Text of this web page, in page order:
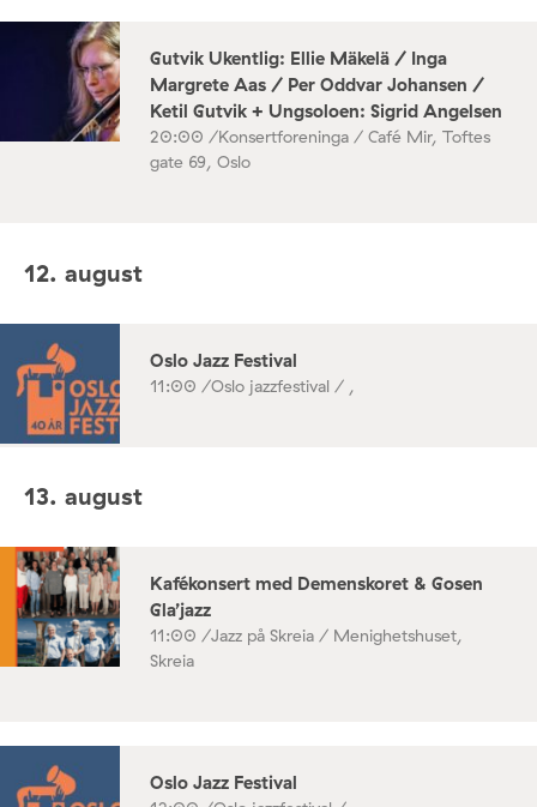
Gutvik Ukentlig: Ellie Mäkelä / Inga
Margrete Aas / Per Oddvar Johansen /
Ketil Gutvik + Ungsoloen: Sigrid Angelsen
20:00 /Konsertforeninga / Café Mir, Toftes
gate 69, Oslo
12. august
Oslo Jazz Festival
11:00 /Oslo jazzfestival / ,
13. august
Kafékonsert med Demenskoret & Gosen
Gla’jazz
11:00 /Jazz på Skreia / Menighetshuset,
Skreia
Oslo Jazz Festival